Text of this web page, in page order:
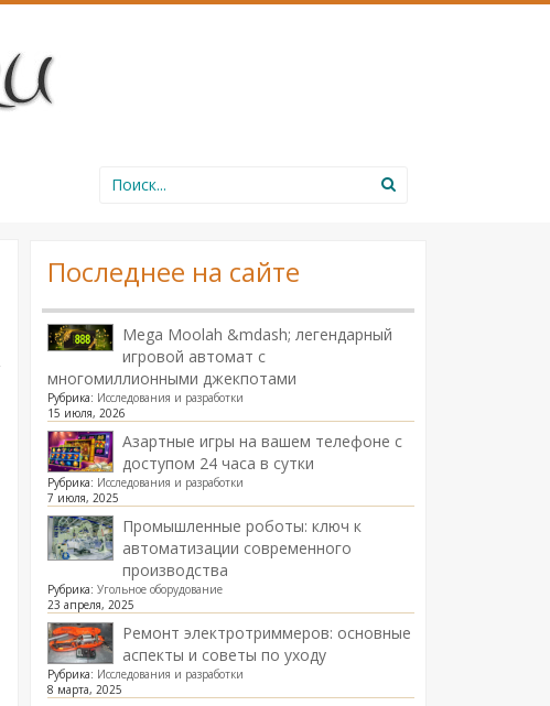
Search
for:
Последнее на сайте
Mega Moolah &mdash; легендарный
игровой автомат с
многомиллионными джекпотами
Рубрика: Исследования и разработки
15 июля, 2026
Азартные игры на вашем телефоне с
доступом 24 часа в сутки
Рубрика: Исследования и разработки
7 июля, 2025
Промышленные роботы: ключ к
автоматизации современного
производства
Рубрика: Угольное оборудование
23 апреля, 2025
Ремонт электротриммеров: основные
аспекты и советы по уходу
Рубрика: Исследования и разработки
8 марта, 2025